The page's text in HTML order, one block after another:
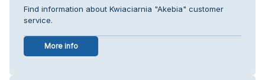
Find information about Kwiaciarnia "Akebia" customer
service.
More info